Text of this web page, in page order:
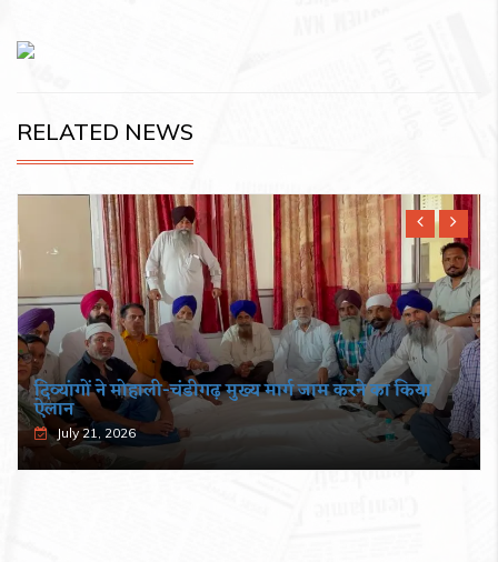
RELATED NEWS
दिव्यांगों ने मोहाली-चंडीगढ़ मुख्य मार्ग जाम करने का किया
ऐलान
July 21, 2026